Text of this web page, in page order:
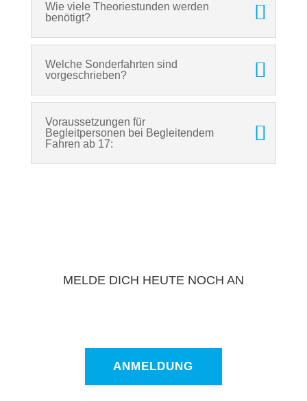
Wie viele Theoriestunden werden
benötigt?
Welche Sonderfahrten sind
vorgeschrieben?
Voraussetzungen für
Begleitpersonen bei Begleitendem
Fahren ab 17:
MELDE DICH HEUTE NOCH AN
ANMELDUNG